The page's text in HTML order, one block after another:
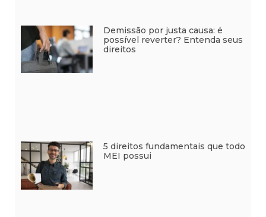
Demissão por justa causa: é
possível reverter? Entenda seus
direitos
5 direitos fundamentais que todo
MEI possui